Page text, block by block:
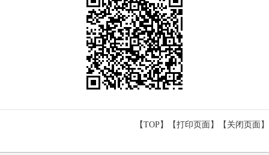
【TOP】 【打印页面 】【 关闭页面 】